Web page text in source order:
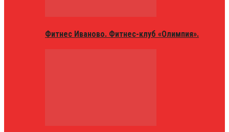
Фитнес Иваново. Фитнес-клуб «Олимпия».